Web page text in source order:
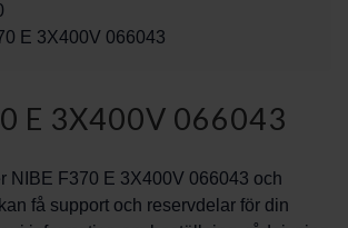
E 3X400V 066043
E 3X400V 066043
NIBE F370 E 3X400V 066043 och
få support och reservdelar för din